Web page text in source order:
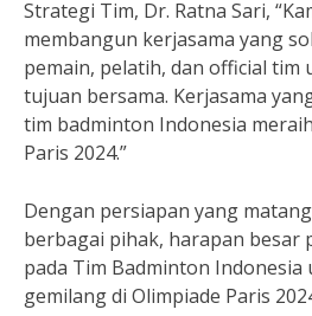
Strategi Tim, Dr. Ratna Sari,
membangun kerjasama yang
pemain, pelatih, dan official tim
tujuan bersama. Kerjasama
tim badminton Indonesia
Paris 2024.”
Dengan persiapan yang
berbagai pihak, harapan besar
pada Tim Badminton
gemilang di Olimpiade Paris